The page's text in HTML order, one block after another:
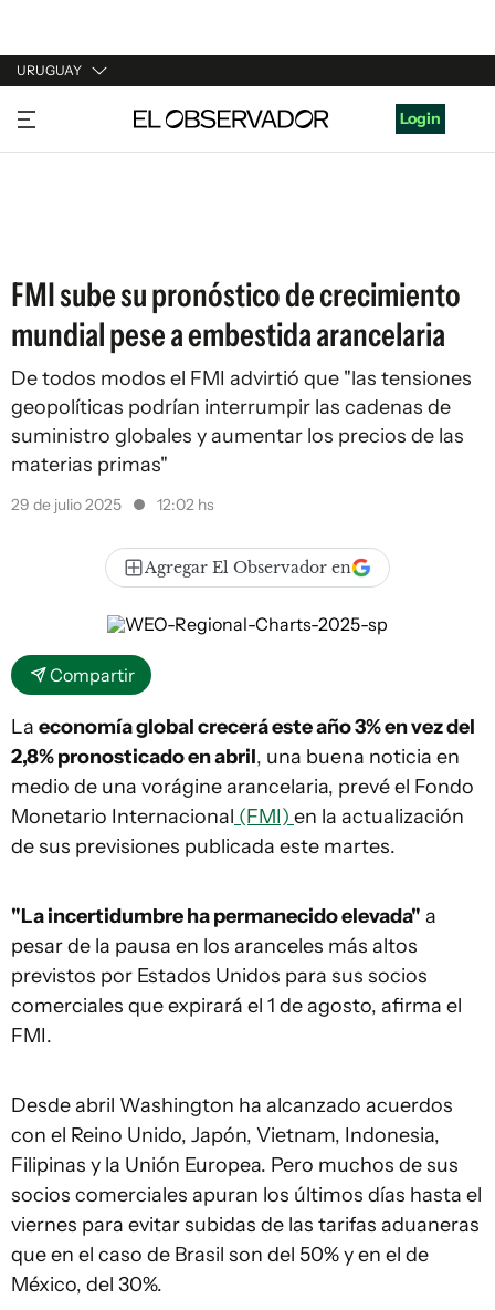
URUGUAY
URUGUAY
ARGENTINA
Login
FMI sube su pronóstico de crecimiento
mundial pese a embestida arancelaria
De todos modos el FMI advirtió que "las tensiones
geopolíticas podrían interrumpir las cadenas de
suministro globales y aumentar los precios de las
materias primas"
29 de julio 2025 12:02 hs
Agregar El Observador en
Compartir
La economía global crecerá este año 3% en vez del
2,8% pronosticado en abril, una buena noticia en
medio de una vorágine arancelaria, prevé el Fondo
Monetario Internacional (FMI) en la actualización
de sus previsiones publicada este martes.
"La incertidumbre ha permanecido elevada" a
pesar de la pausa en los aranceles más altos
previstos por Estados Unidos para sus socios
comerciales que expirará el 1 de agosto, afirma el
FMI.
Desde abril Washington ha alcanzado acuerdos
con el Reino Unido, Japón, Vietnam, Indonesia,
Filipinas y la Unión Europea. Pero muchos de sus
socios comerciales apuran los últimos días hasta el
viernes para evitar subidas de las tarifas aduaneras
que en el caso de Brasil son del 50% y en el de
México, del 30%.